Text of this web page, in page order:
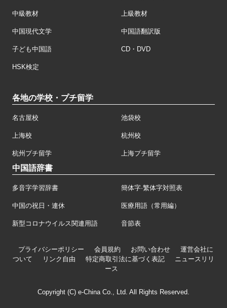
中級教材 上級教材
中国現代文学 中国語翻訳版
子ども中国語 CD・DVD
HSK検定
各地の学校・プチ留学
名古屋校 池袋校
上海校 杭州校
杭州プチ留学 上海プチ留学
中国語辞書
多音字学習辞書 簡体字·繁体字対照表
中国の祝日・連休 医療用語（常用編）
新型コロナウイルス関連用語 音節表
プライバシーポリシー 会員規約 お問い合わせ
運営会社に
ついて
リンク自由 特定商取引法に基づく表記
ニュースリリ
ース
Copyright (C) e-China Co., Ltd. All Rights Reserved.